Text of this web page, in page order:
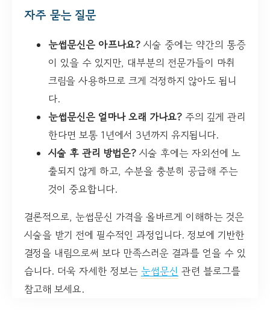
자주 묻는 질문
눈썹문신은 아프나요? 시술 중에는 약간의 통증
이 있을 수 있지만, 대부분의 전문가들이 마취
크림을 사용하므로 크게 걱정하지 않아도 됩니
다.
눈썹문신은 얼마나 오래 가나요? 주의 깊게 관리
한다면 보통 1년에서 3년까지 유지됩니다.
시술 후 관리 방법은? 시술 후에는 자외선에 노
출되지 않게 하고, 수분을 충분히 공급해 주는
것이 중요합니다.
결론적으로, 눈썹문신 가격을 올바르게 이해하는 것은
시술을 받기 전에 필수적인 과정입니다. 정보에 기반한
결정을 내림으로써 보다 만족스러운 결과를 얻을 수 있
습니다. 더욱 자세한 정보는 눈썹문신 관련 블로그를
참고해 보세요.